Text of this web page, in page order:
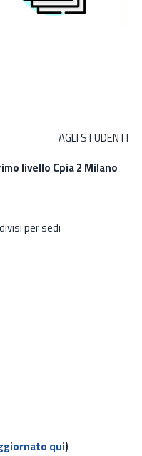
AGLI STUDENTI
livello Cpia 2 Milano
per sedi
qui)